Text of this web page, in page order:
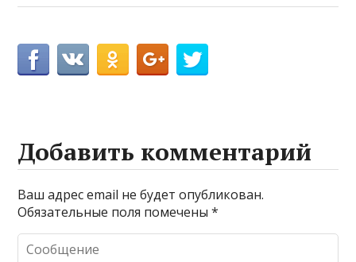
Добавить комментарий
Ваш адрес email не будет опубликован.
Обязательные поля помечены*